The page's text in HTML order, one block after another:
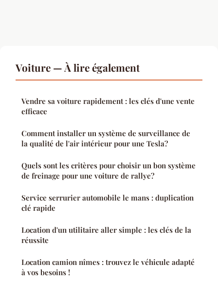
Voiture — À lire également
Vendre sa voiture rapidement : les clés d'une vente
efficace
Comment installer un système de surveillance de
la qualité de l'air intérieur pour une Tesla?
Quels sont les critères pour choisir un bon système
de freinage pour une voiture de rallye?
Service serrurier automobile le mans : duplication
clé rapide
Location d'un utilitaire aller simple : les clés de la
réussite
Location camion nîmes : trouvez le véhicule adapté
à vos besoins !